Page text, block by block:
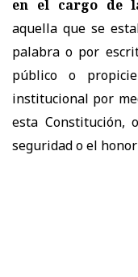
en el cargo de
aquella que se
palabra o por
público o
institucional por
esta Constitución,
seguridad o el